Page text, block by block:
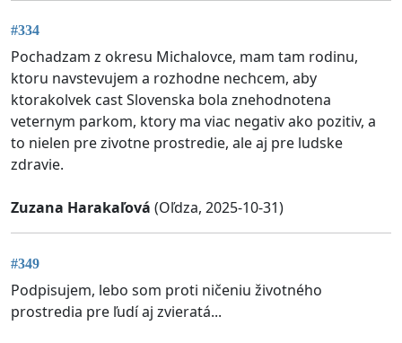
#334
Pochadzam z okresu Michalovce, mam tam rodinu,
ktoru navstevujem a rozhodne nechcem, aby
ktorakolvek cast Slovenska bola znehodnotena
veternym parkom, ktory ma viac negativ ako pozitiv, a
to nielen pre zivotne prostredie, ale aj pre ludske
zdravie.
Zuzana Harakaľová (Oľdza, 2025-10-31)
#349
Podpisujem, lebo som proti ničeniu životného
prostredia pre ľudí aj zvieratá...